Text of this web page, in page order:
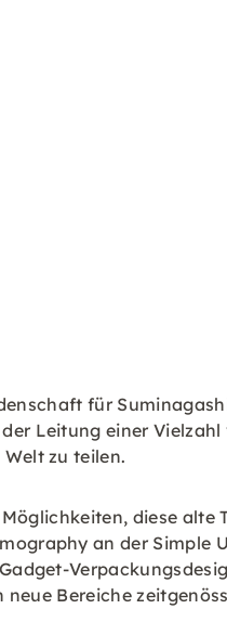
für
Leitung einer
zu teilen.
diese alte
an der
Bereiche